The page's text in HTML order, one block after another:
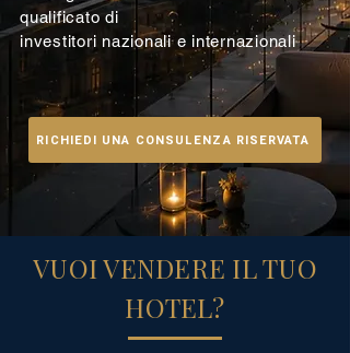
qualificato di
investitori nazionali e internazionali
RICHIEDI UNA CONSULENZA RISERVATA
VUOI VENDERE IL TUO
HOTEL?